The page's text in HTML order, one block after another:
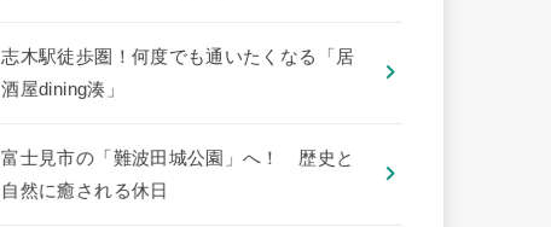
志木駅徒歩圏！何度でも通いたくなる「居
酒屋dining湊」
​富士見市の「難波田城公園」へ！ 歴史と
自然に癒される休日